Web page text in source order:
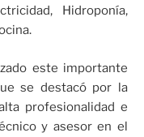
Hidroponía,
este importante
se destacó por la
profesionalidad e
y asesor en el